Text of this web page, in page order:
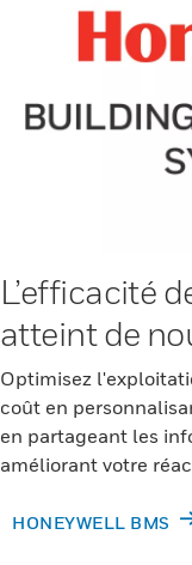
L’efficacité
atteint de
Optimisez
coût en
en partageant les
améliorant votre
HONEYWELL BMS